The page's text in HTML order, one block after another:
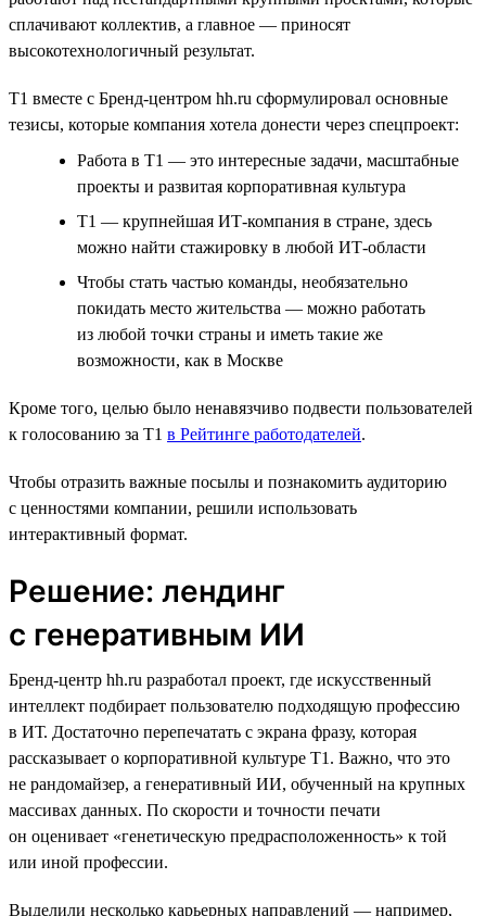
сплачивают коллектив, а главное — приносят
высокотехнологичный результат.
T1 вместе с Бренд-центром hh.ru сформулировал основные
тезисы, которые компания хотела донести через спецпроект:
Работа в Т1 — это интересные задачи, масштабные
проекты и развитая корпоративная культура
Т1 — крупнейшая ИТ-компания в стране, здесь
можно найти стажировку в любой ИТ-области
Чтобы стать частью команды, необязательно
покидать место жительства — можно работать
из любой точки страны и иметь такие же
возможности, как в Москве
Кроме того, целью было ненавязчиво подвести пользователей
к голосованию за T1 в Рейтинге работодателей.
Чтобы отразить важные посылы и познакомить аудиторию
с ценностями компании, решили использовать
интерактивный формат.
Решение: лендинг
с генеративным ИИ
Бренд-центр hh.ru разработал проект, где искусственный
интеллект подбирает пользователю подходящую профессию
в ИТ. Достаточно перепечатать с экрана фразу, которая
рассказывает о корпоративной культуре T1. Важно, что это
не рандомайзер, а генеративный ИИ, обученный на крупных
массивах данных. По скорости и точности печати
он оценивает «генетическую предрасположенность» к той
или иной профессии.
Выделили несколько карьерных направлений — например,